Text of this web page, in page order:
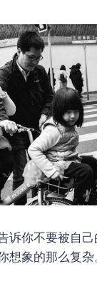
诉你不要被自
想象的那么复杂